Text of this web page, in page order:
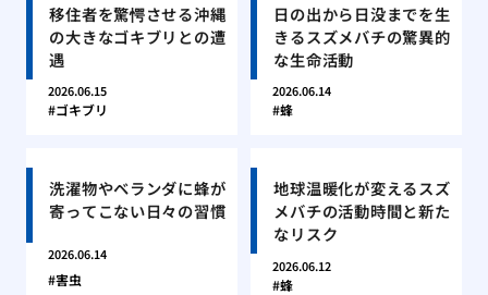
移住者を驚愕させる沖縄
の大きなゴキブリとの遭
遇
2026.06.15
ゴキブリ
日の出から日没までを生
きるスズメバチの驚異的
な生命活動
2026.06.14
蜂
洗濯物やベランダに蜂が
寄ってこない日々の習慣
2026.06.14
害虫
地球温暖化が変えるスズ
メバチの活動時間と新た
なリスク
2026.06.12
蜂